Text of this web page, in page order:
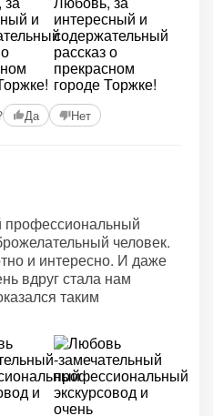
Да Нет
профессиональный
человек.
и интересно. И даже
вдруг стала нам
таким